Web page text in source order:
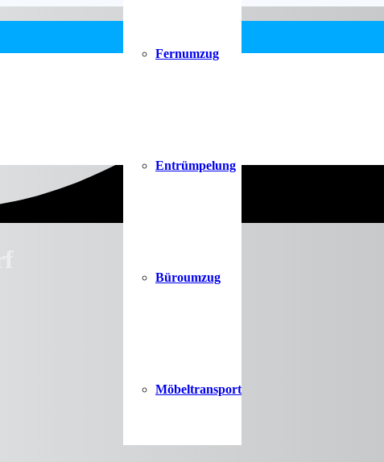
Fernumzug
Entrümpelung
Büroumzug
Möbeltransport